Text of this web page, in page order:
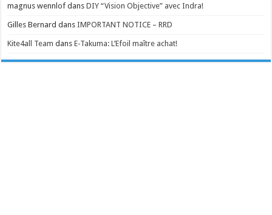
magnus wennlof dansDIY “Vision Objective” avec Indra!
Gilles Bernard dansIMPORTANT NOTICE – RRD
Kite4all Team dansE-Takuma: L’Efoil maître achat!